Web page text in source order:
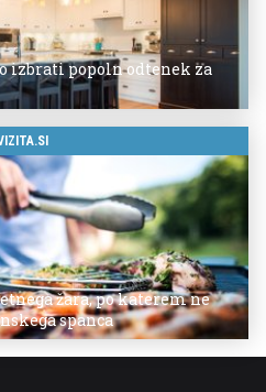
izbrati popoln odtenek za
žara, po katerem ne
spanca